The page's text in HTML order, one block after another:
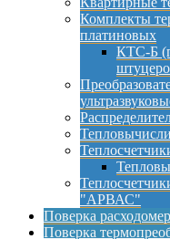
Комплекты
платиновых
КТС-Б
"АРВАС"
Поверка
Поверка